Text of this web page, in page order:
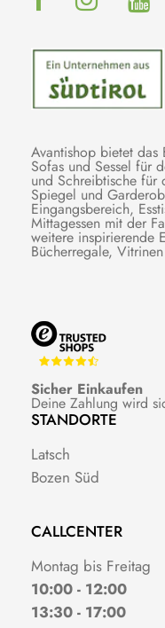
Avantishop bietet das
Sofas und Sessel für
und Schreibtische für
Spiegel und
Eingangsbereich,
Mittagessen mit der
weitere inspirierende
Bücherregale,
Sicher Einkaufen
Deine Zahlung wird
STANDORTE
Latsch
Bozen Süd
CALLCENTER
Montag bis Freitag
10:00 - 12:00
13:30 - 17:00